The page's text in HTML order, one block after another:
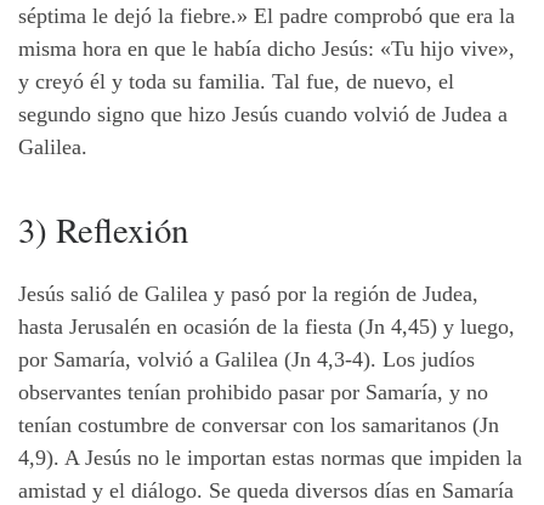
séptima le dejó la fiebre.» El padre comprobó que era la
misma hora en que le había dicho Jesús: «Tu hijo vive»,
y creyó él y toda su familia. Tal fue, de nuevo, el
segundo signo que hizo Jesús cuando volvió de Judea a
Galilea.
3) Reflexión
Jesús salió de Galilea y pasó por la región de Judea,
hasta Jerusalén en ocasión de la fiesta (Jn 4,45) y luego,
por Samaría, volvió a Galilea (Jn 4,3-4). Los judíos
observantes tenían prohibido pasar por Samaría, y no
tenían costumbre de conversar con los samaritanos (Jn
4,9). A Jesús no le importan estas normas que impiden la
amistad y el diálogo. Se queda diversos días en Samaría